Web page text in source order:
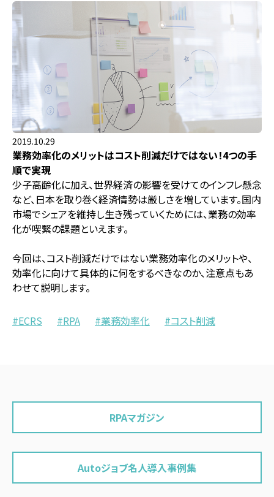
2019.10.29
業務効率化のメリットはコスト削減だけではない！4つの手
順で実現
少子高齢化に加え、世界経済の影響を受けてのインフレ懸念
など、日本を取り巻く経済情勢は厳しさを増しています。国内
市場でシェアを維持し生き残っていくためには、業務の効率
化が喫緊の課題といえます。
今回は、コスト削減だけではない業務効率化のメリットや、
効率化に向けて具体的に何をするべきなのか、注意点もあ
わせて説明します。
ECRS RPA 業務効率化 コスト削減
RPAマガジン
Autoジョブ名人導入事例集